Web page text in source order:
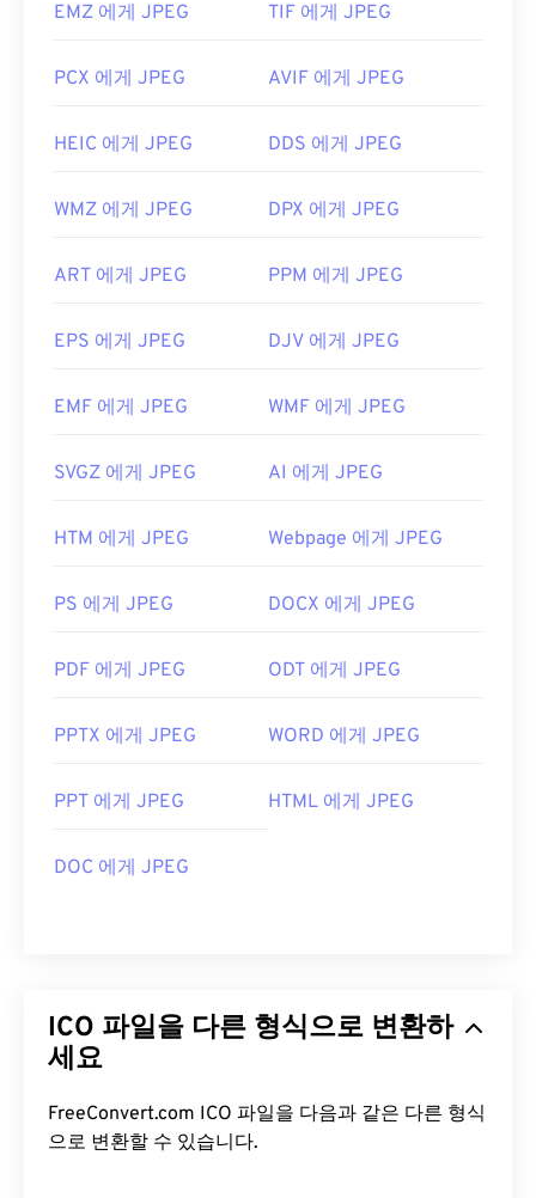
EMZ 에게 JPEG TIF 에게 JPEG
PCX 에게 JPEG AVIF 에게 JPEG
HEIC 에게 JPEG DDS 에게 JPEG
WMZ 에게 JPEG DPX 에게 JPEG
ART 에게 JPEG PPM 에게 JPEG
EPS 에게 JPEG DJV 에게 JPEG
EMF 에게 JPEG WMF 에게 JPEG
SVGZ 에게 JPEG AI 에게 JPEG
HTM 에게 JPEG Webpage 에게 JPEG
PS 에게 JPEG DOCX 에게 JPEG
PDF 에게 JPEG ODT 에게 JPEG
PPTX 에게 JPEG WORD 에게 JPEG
PPT 에게 JPEG HTML 에게 JPEG
DOC 에게 JPEG
ICO 파일을 다른 형식으로 변환하
세요
FreeConvert.com ICO 파일을 다음과 같은 다른 형식
으로 변환할 수 있습니다.